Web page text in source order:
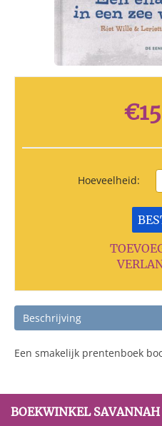
€
Hoeveelheid:
Beschrijving
Een smakelijk prentenboek
BOEKWINKEL SAVANNAH